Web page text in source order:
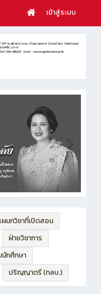
เข้าสู่ระบบ
ผนกวิชาที่เปิดสอน
ฝ่ายวิชาการ
นักศึกษา
ปริญญาตรี (ทลบ.)